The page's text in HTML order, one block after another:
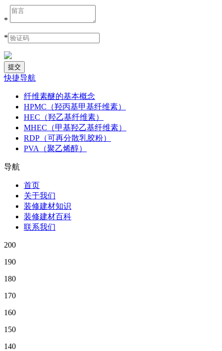
*
*
快捷导航
纤维素醚的基本概念
HPMC（羟丙基甲基纤维素）
HEC（羟乙基纤维素）
MHEC（甲基羟乙基纤维素）
RDP（可再分散乳胶粉）
PVA（聚乙烯醇）
导航
首页
关于我们
装修建材知识
装修建材百科
联系我们
200
190
180
170
160
150
140